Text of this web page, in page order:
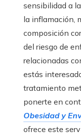
sensibilidad a
la inflamación,
composición
del riesgo de
relacionadas
estás
tratamiento
ponerte en
Obesidad y
ofrece este